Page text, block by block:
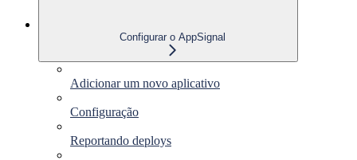
Configurar o AppSignal
Adicionar um novo aplicativo
Configuração
Reportando deploys